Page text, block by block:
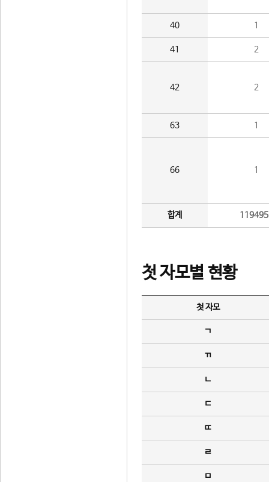
40 1
41 2
42 2
63 1
66 1
합계
첫 자모별 현황
첫 자모
ㄱ
ㄲ
ㄴ
ㄷ
ㄸ
ㄹ
ㅁ